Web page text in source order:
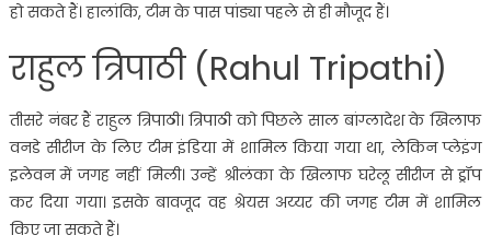
हो सकते हैं। हालांकि, टीम के पास पांड्या पहले से ही मौजूद हैं।
राहुल त्रिपाठी (Rahul Tripathi)
तीसरे नंबर हैं राहुल त्रिपाठी। त्रिपाठी को पिछले साल बांग्लादेश के खिलाफ
वनडे सीरीज के लिए टीम इंडिया में शामिल किया गया था, लेकिन प्लेइंग
इलेवन में जगह नहीं मिली। उन्हें श्रीलंका के खिलाफ घरेलू सीरीज से ड्रॉप
कर दिया गया। इसके बावजूद वह श्रेयस अय्यर की जगह टीम में शामिल
किए जा सकते हैं।